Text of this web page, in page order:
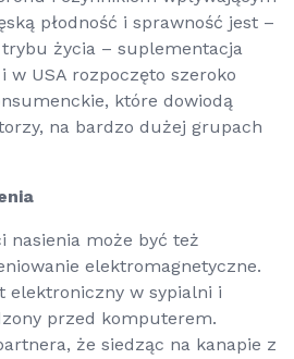
płodność i sprawność jest –
życia – suplementacja
w USA rozpoczęto szeroko
które dowiodą
na bardzo dużej grupach
nasienia może być też
elektromagnetyczne.
elektroniczny w sypialni i
przed komputerem.
że siedząc na kanapie z